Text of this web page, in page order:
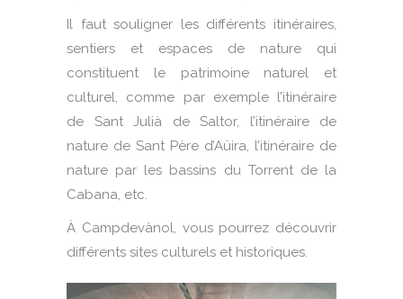
Il faut souligner les différents itinéraires,
sentiers et espaces de nature qui
constituent le patrimoine naturel et
culturel, comme par exemple l’itinéraire
de Sant Julià de Saltor, l’itinéraire de
nature de Sant Père d’Aüira, l’itinéraire de
nature par les bassins du Torrent de la
Cabana, etc.
À Campdevànol, vous pourrez découvrir
différents sites culturels et historiques.